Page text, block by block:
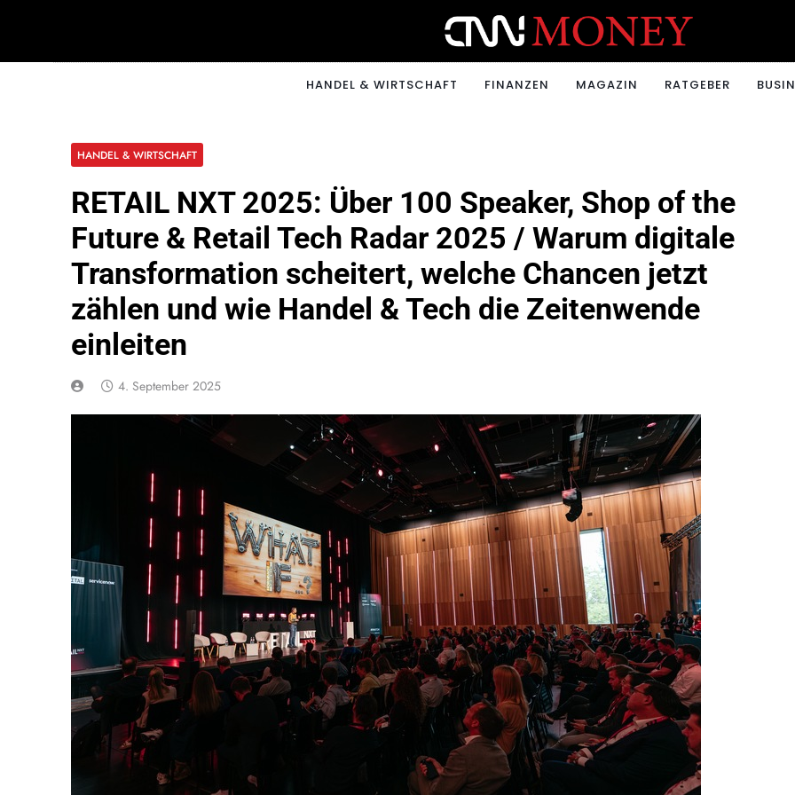
CNNMONEY.CH
HANDEL & WIRTSCHAFT FINANZEN MAGAZIN RATGEBER
HANDEL & WIRTSCHAFT
RETAIL NXT 2025: Über 100 Speaker, Shop of the
Future & Retail Tech Radar 2025 / Warum digitale
Transformation scheitert, welche Chancen jetzt
zählen und wie Handel & Tech die Zeitenwende
einleiten
4. September 2025